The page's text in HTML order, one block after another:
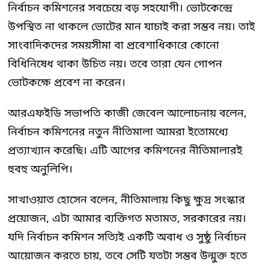
নির্বাচন কমিশনের সবচেয়ে বড় সহযোগী। ভোটকেন্দ্রে
উপস্থিত না থাকলে ভোটের মান যাচাই করা সম্ভব নয়। তাই
সাংবাদিকদের সময়সীমা বা প্রবেশাধিকারে কোনো
বিধিনিষেধ থাকা উচিত নয়। তবে তারা যেন গোপন
ভোটকক্ষে প্রবেশ না করেন।
আরএফইডি সভাপতি কাজী জেবেল আলোচনায় বলেন,
নির্বাচন কমিশনের নতুন নীতিমালা আমরা ইতোমধ্যে
প্রত্যাখ্যান করেছি। এটি আগের কমিশনের নীতিমালারই
হুবহু অনুলিপি।
সাখাওয়াত হোসেন বলেন, নীতিমালায় কিছু ক্ষুদ্র সংস্কার
প্রয়োজন, এটা আমার ব্যক্তিগত মতামত, সরকারের নয়।
যদি নির্বাচন কমিশন সত্যিই একটি অবাধ ও সুষ্ঠু নির্বাচন
আয়োজন করতে চায়, তবে সেটি যতটা সম্ভব উন্মুক্ত হতে